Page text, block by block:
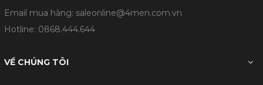
Email mua hàng: saleonline@4men.com.vn
Hotline: 0868.444.644
VỀ CHÚNG TÔI